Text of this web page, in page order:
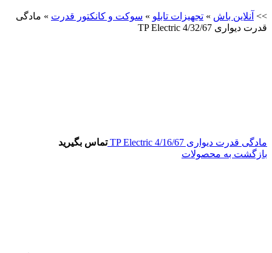
>> آنلاین باش » تجهیزات تابلو » سوکت و کانکتور قدرت » مادگی
قدرت دیواری 4/32/67 TP Electric
مادگی قدرت دیواری 4/16/67 TP Electric
تماس بگیرید
بازگشت به محصولات